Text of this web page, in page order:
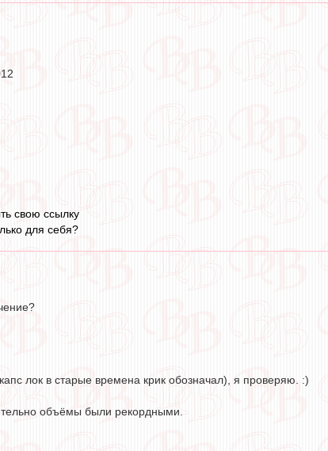
свою ссылку
для себя?
лок в старые времена крик обозначал), я проверяю. :)
объёмы были рекордными.